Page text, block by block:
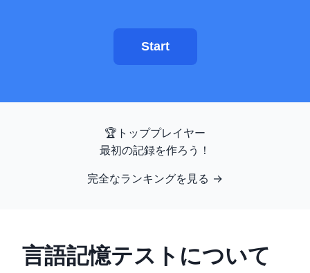
シーケンス記憶
色覚異常
Start
🏆 トッププレイヤー
最初の記録を作ろう！
完全なランキングを見る →
言語記憶テストについて